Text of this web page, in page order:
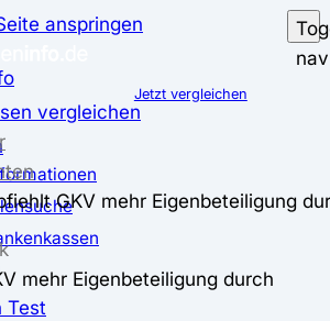
anspringen
vergleichen
Test
Jetzt vergleichen
GKV mehr Eigenbeteiligung
mehr Eigenbeteiligung durch